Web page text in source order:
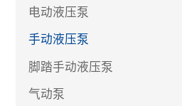
电动液压泵
手动液压泵
脚踏手动液压泵
气动泵